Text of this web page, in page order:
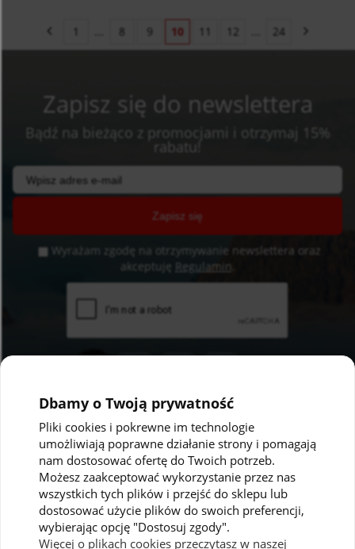
1 8 9 10 11 12 24
Zapisz się do newslettera
Bądź na bieżąco z promocjami i otrzymaj 15%
rabatu!
Zapisz się
Wyrażam zgodę na otrzymywanie newslettera oraz
akceptuję Regulamin
Pomoc
Polityka prywatności
Regulaminy
Kontakt
Moje konto
Twoje zamówienia
Ustawienia konta
Przechowalnia
Dbamy o Twoją prywatność
Pliki cookies i pokrewne im technologie
umożliwiają poprawne działanie strony i pomagają
nam dostosować ofertę do Twoich potrzeb.
Możesz zaakceptować wykorzystanie przez nas
wszystkich tych plików i przejść do sklepu lub
dostosować użycie plików do swoich preferencji,
wybierając opcję "Dostosuj zgody".
Więcej o plikach cookies przeczytasz w naszej